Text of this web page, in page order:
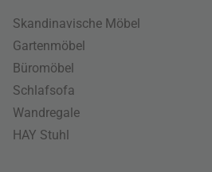
Skandinavische Möbel
Gartenmöbel
Büromöbel
Schlafsofa
Wandregale
HAY Stuhl